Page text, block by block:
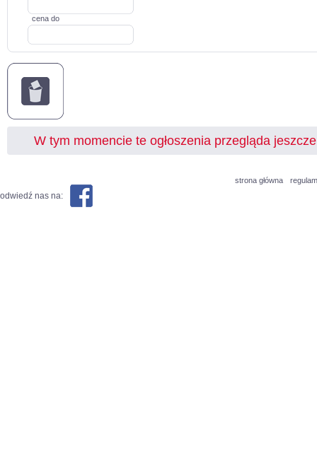
cena do
W tym momencie te ogłoszenia przegląda
strona główna
odwiedź nas na: